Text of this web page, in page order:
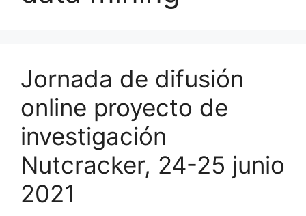
Jornada de difusión
online proyecto de
investigación
Nutcracker, 24-25 junio
2021